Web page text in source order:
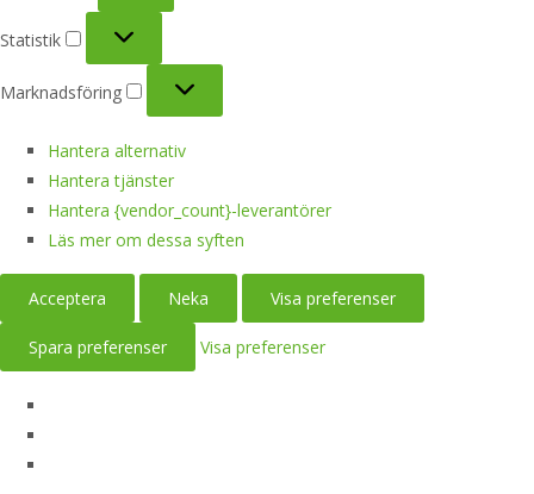
Statistik
Marknadsföring
Hantera alternativ
Hantera tjänster
Hantera {vendor_count}-leverantörer
Läs mer om dessa syften
Acceptera Neka Visa preferenser
Spara preferenser Visa preferenser